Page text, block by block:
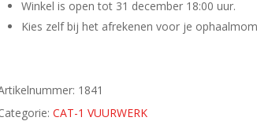
Winkel is open tot 31 december 18:00 uur.
Kies zelf bij het afrekenen voor je
1841
CAT-1 VUURWERK